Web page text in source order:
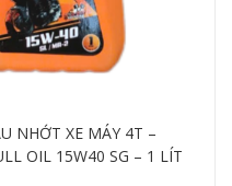
NHỚT XE MÁY 4T –
OIL 15W40 SG – 1 LÍT